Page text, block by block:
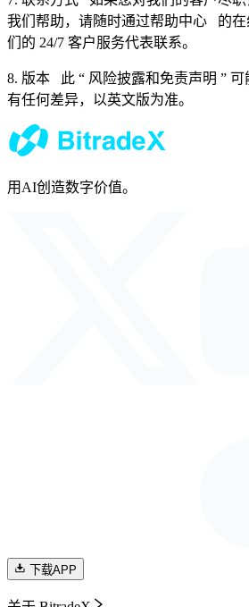
我们帮助，请随时通过帮助中心
的
们的 24/7 客户服务代表联系。
8. 版本 此 “ 风险披露和免责声明 ” 可
有任何差异，以英文版为准。
用AI创造数字价值。
下载APP